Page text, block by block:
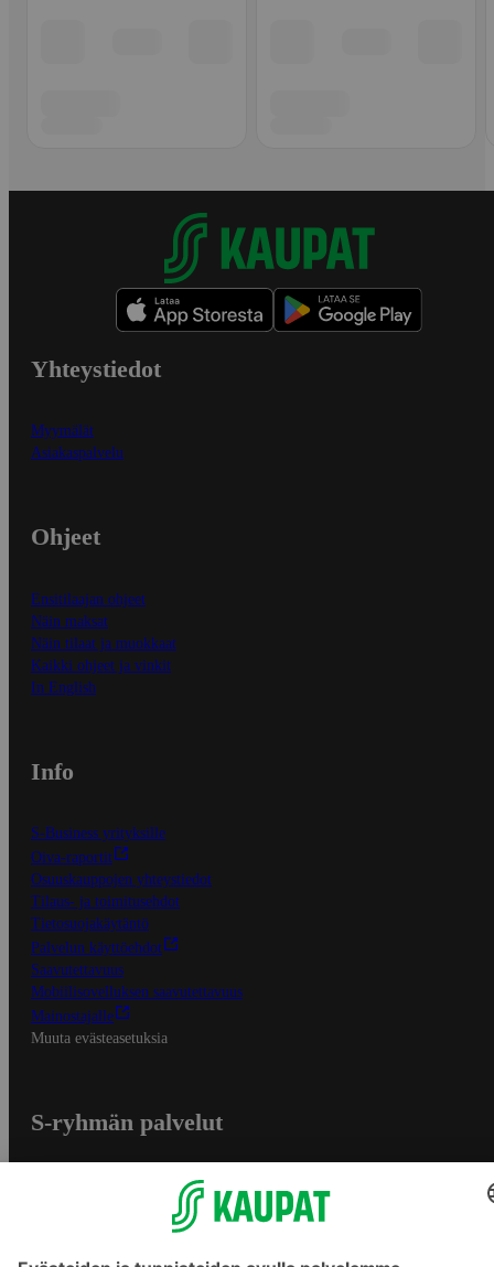
Yhteystiedot
Myymälät
Asiakaspalvelu
Ohjeet
Ensitilaajan ohjeet
Näin maksat
Näin tilaat ja muokkaat
Kaikki ohjeet ja vinkit
In English
Info
S-Business yrityksille
Oiva-raportit
Osuuskauppojen yhteystiedot
Tilaus- ja toimitusehdot
Tietosuojakäytäntö
Palvelun käyttöehdot
Saavutettavuus
Mobiilisovelluksen saavutettavuus
Mainostajalle
Muuta evästeasetuksia
S-ryhmän palvelut
Yhteishyvä Ruoka -sovellus
S-ostoslista -sovellus